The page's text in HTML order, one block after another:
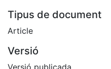
Tipus de document
Article
Versió
Versió publicada